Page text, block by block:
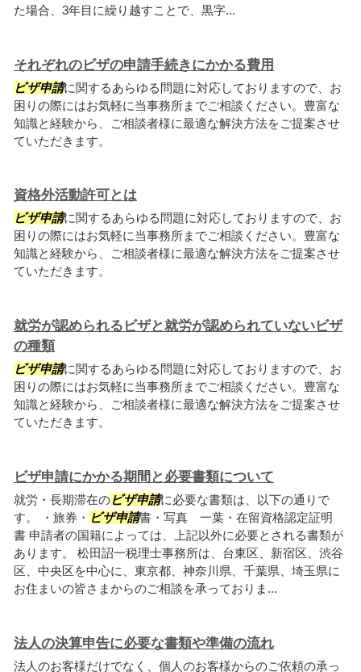
た場合、3年目に繰り越すことで、黒字...
それぞれのビザの申請手続きにかかる費用
ビザ申請に関するあらゆる問題に対応しておりますので、お
困りの際にはお気軽に当事務所までご相談ください。豊富な
知識と経験から、ご相談者様に最適な解決方法をご提案させ
ていただきます。
資格外活動許可とは
ビザ申請に関するあらゆる問題に対応しておりますので、お
困りの際にはお気軽に当事務所までご相談ください。豊富な
知識と経験から、ご相談者様に最適な解決方法をご提案させ
ていただきます。
就労が認められるビザと就労が認められていないビザ
の種類
ビザ申請に関するあらゆる問題に対応しておりますので、お
困りの際にはお気軽に当事務所までご相談ください。豊富な
知識と経験から、ご相談者様に最適な解決方法をご提案させ
ていただきます。
ビザ申請にかかる期間と必要書類について
就労・長期滞在のビザ申請に必要な書類は、以下の通りで
す。 ・旅券・ ビザ申請書・写真 一葉・在留資格認定証明
書 申請者の国籍によっては、上記以外に必要とされる書類が
あります。 松田詔一税理士事務所は、台東区、新宿区、渋谷
区、中央区を中心に、東京都、神奈川県、千葉県、埼玉県に
お住まいの皆さまからのご相談を承っておりま...
法人の決算申告に必要な書類や準備の流れ
法人のお客様だけでなく、個人のお客様からのご依頼の承っ